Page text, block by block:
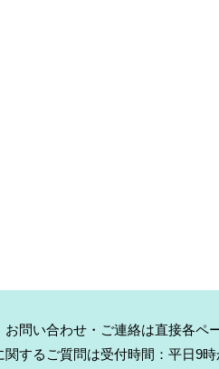
問い合わせ・ご連絡は直接各ペ
関するご質問は受付時間：平日9